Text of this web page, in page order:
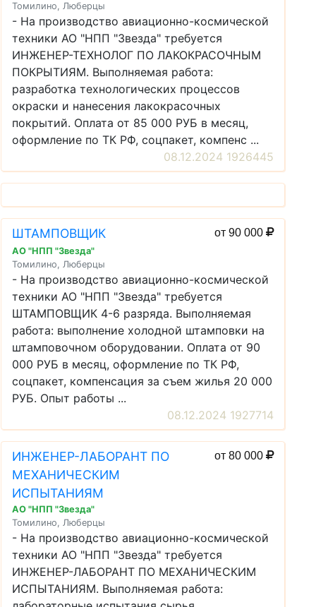
Томилино, Люберцы
- На производство авиационно-космической
техники АО "НПП "Звезда" требуется
ИНЖЕНЕР-ТЕХНОЛОГ ПО ЛАКОКРАСОЧНЫМ
ПОКРЫТИЯМ. Выполняемая работа:
разработка технологических процессов
окраски и нанесения лакокрасочных
покрытий. Оплата от 85 000 РУБ в месяц,
оформление по ТК РФ, соцпакет, компенс ...
08.12.2024 1926445
ШТАМПОВЩИК от 90 000
АО "НПП "Звезда"
Томилино, Люберцы
- На производство авиационно-космической
техники АО "НПП "Звезда" требуется
ШТАМПОВЩИК 4-6 разряда. Выполняемая
работа: выполнение холодной штамповки на
штамповочном оборудовании. Оплата от 90
000 РУБ в месяц, оформление по ТК РФ,
соцпакет, компенсация за съем жилья 20 000
РУБ. Опыт работы ...
08.12.2024 1927714
ИНЖЕНЕР-ЛАБОРАНТ ПО
МЕХАНИЧЕСКИМ
ИСПЫТАНИЯМ
от 80 000
АО "НПП "Звезда"
Томилино, Люберцы
- На производство авиационно-космической
техники АО "НПП "Звезда" требуется
ИНЖЕНЕР-ЛАБОРАНТ ПО МЕХАНИЧЕСКИМ
ИСПЫТАНИЯМ. Выполняемая работа: